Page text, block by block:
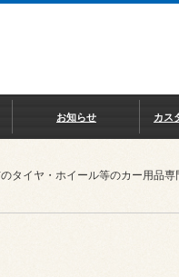
お知らせ カス
タイヤ・ホイール等のカー用品